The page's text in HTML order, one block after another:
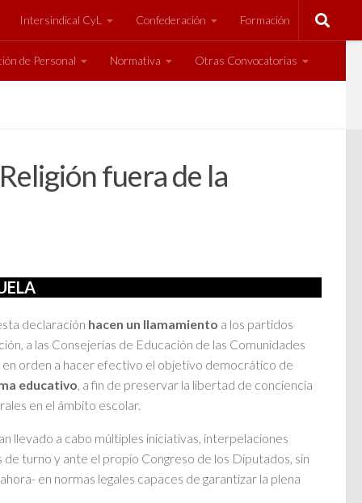
Intersindical CyL Confederación Formación
de Personal Normativa Otras Convocatorias
fuera de la
declaración hacen un llamamiento a los partidos
a las Consejerías de Educación de las Comunidades
en orden a hacer efectivo el objetivo democrático de
educativo, a fin de preservar la libertad de conciencia
en el ámbito escolar.
llevado a cabo múltiples iniciativas, interpelaciones
turno y ante el propio Congreso de los Diputados, sin
en normas legales capaces de garantizar la plena